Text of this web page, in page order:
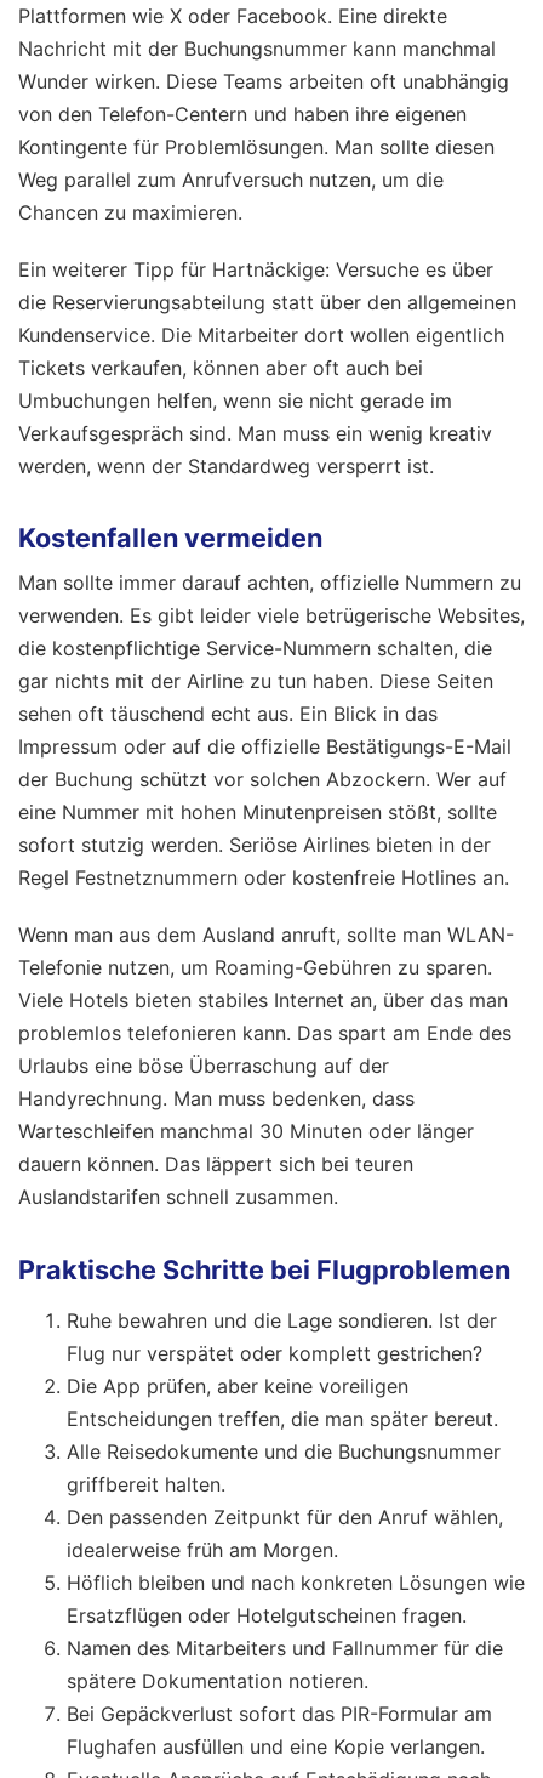
Plattformen wie X oder Facebook. Eine direkte
Nachricht mit der Buchungsnummer kann manchmal
Wunder wirken. Diese Teams arbeiten oft unabhängig
von den Telefon-Centern und haben ihre eigenen
Kontingente für Problemlösungen. Man sollte diesen
Weg parallel zum Anrufversuch nutzen, um die
Chancen zu maximieren.
Ein weiterer Tipp für Hartnäckige: Versuche es über
die Reservierungsabteilung statt über den allgemeinen
Kundenservice. Die Mitarbeiter dort wollen eigentlich
Tickets verkaufen, können aber oft auch bei
Umbuchungen helfen, wenn sie nicht gerade im
Verkaufsgespräch sind. Man muss ein wenig kreativ
werden, wenn der Standardweg versperrt ist.
Kostenfallen vermeiden
Man sollte immer darauf achten, offizielle Nummern zu
verwenden. Es gibt leider viele betrügerische Websites,
die kostenpflichtige Service-Nummern schalten, die
gar nichts mit der Airline zu tun haben. Diese Seiten
sehen oft täuschend echt aus. Ein Blick in das
Impressum oder auf die offizielle Bestätigungs-E-Mail
der Buchung schützt vor solchen Abzockern. Wer auf
eine Nummer mit hohen Minutenpreisen stößt, sollte
sofort stutzig werden. Seriöse Airlines bieten in der
Regel Festnetznummern oder kostenfreie Hotlines an.
Wenn man aus dem Ausland anruft, sollte man WLAN-
Telefonie nutzen, um Roaming-Gebühren zu sparen.
Viele Hotels bieten stabiles Internet an, über das man
problemlos telefonieren kann. Das spart am Ende des
Urlaubs eine böse Überraschung auf der
Handyrechnung. Man muss bedenken, dass
Warteschleifen manchmal 30 Minuten oder länger
dauern können. Das läppert sich bei teuren
Auslandstarifen schnell zusammen.
Praktische Schritte bei Flugproblemen
Ruhe bewahren und die Lage sondieren. Ist der
Flug nur verspätet oder komplett gestrichen?
Die App prüfen, aber keine voreiligen
Entscheidungen treffen, die man später bereut.
Alle Reisedokumente und die Buchungsnummer
griffbereit halten.
Den passenden Zeitpunkt für den Anruf wählen,
idealerweise früh am Morgen.
Höflich bleiben und nach konkreten Lösungen wie
Ersatzflügen oder Hotelgutscheinen fragen.
Namen des Mitarbeiters und Fallnummer für die
spätere Dokumentation notieren.
Bei Gepäckverlust sofort das PIR-Formular am
Flughafen ausfüllen und eine Kopie verlangen.